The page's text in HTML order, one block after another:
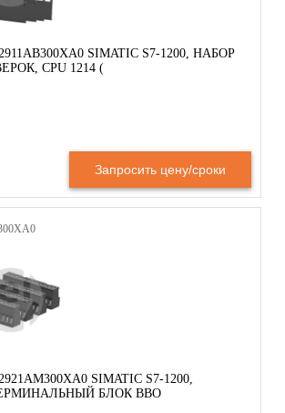
SIMATIC S7-1200, НАБОР
CPU 1214 (
Запросить цену/сроки
SIMATIC S7-1200,
БЛОК ВВО